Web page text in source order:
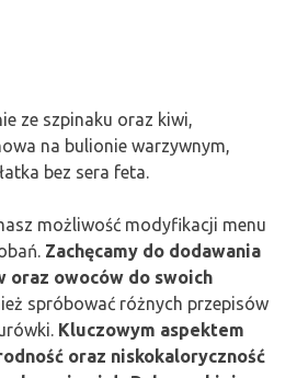
ze szpinaku oraz kiwi,
na bulionie warzywnym,
bez sera feta.
możliwość modyfikacji menu
Zachęcamy do dodawania
oraz owoców do swoich
spróbować różnych przepisów
Kluczowym aspektem
oraz niskokaloryczność